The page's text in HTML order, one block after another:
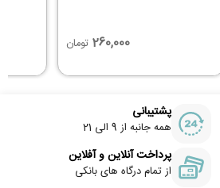
260,000 تومان
پشتیبانی
همه جانبه از 9 الی 21
پرداخت آنلاین و آفلاین
از تمام درگاه های بانکی